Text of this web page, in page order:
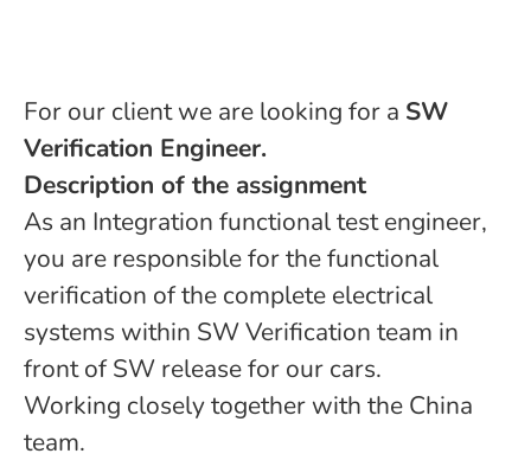
For our client we are looking for a SW
Verification Engineer.
Description of the assignment
As an Integration functional test engineer,
you are responsible for the functional
verification of the complete electrical
systems within SW Verification team in
front of SW release for our cars.
Working closely together with the China
team.